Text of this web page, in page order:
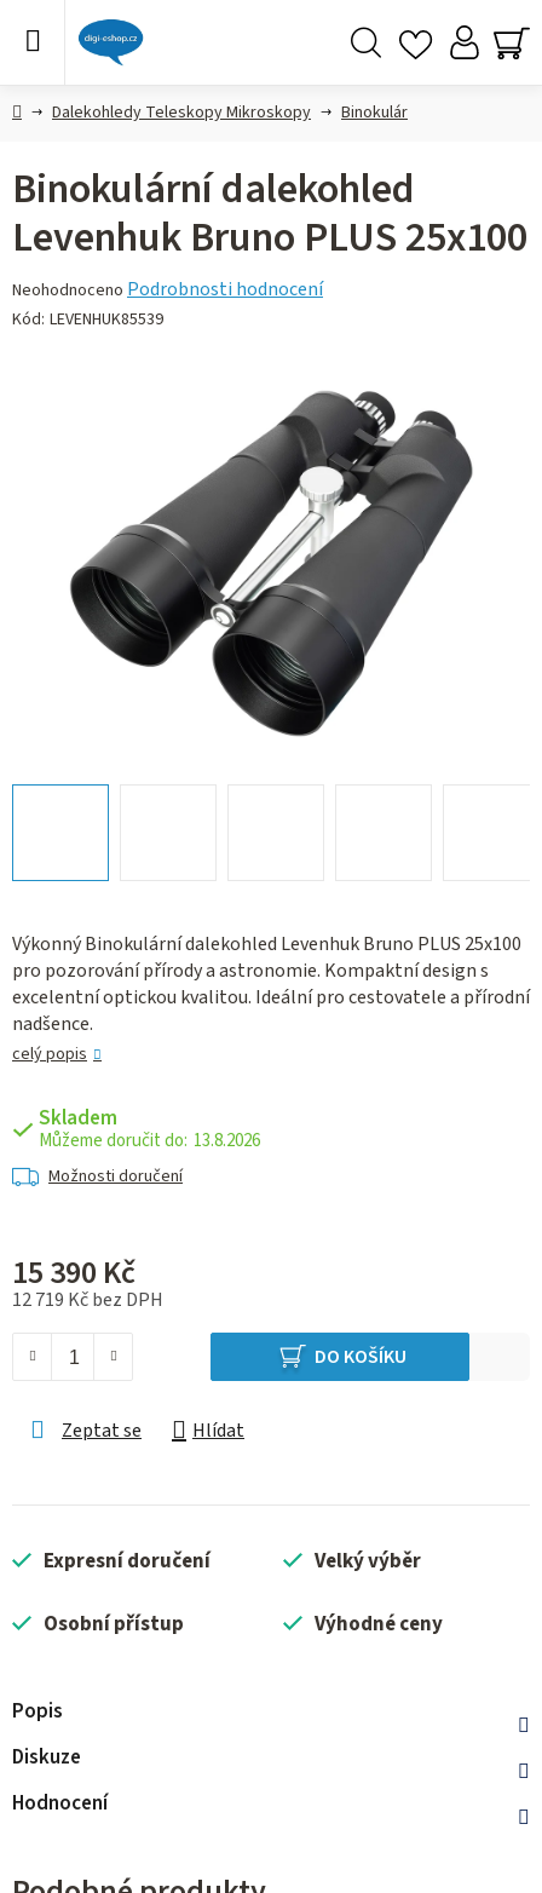
DomůDalekohledy Teleskopy Mikroskopy Binokulár
Výkonný Binokulární dalekohled Levenhuk Bruno PLUS 25x100
pro pozorování přírody a astronomie. Kompaktní design s
excelentní optickou kvalitou. Ideální pro cestovatele a přírodní
nadšence.
celý popis
Skladem
13.8.2026
Možnosti doručení
15 390 Kč
12 719 Kč bez DPH
DO KOŠÍKU
Zeptat se Hlídat
Binokulární dalekohled
Levenhuk Bruno PLUS 25x100
Průměrné
hodnocení
Neohodnoceno Podrobnosti hodnocení
Kód: LEVENHUK85539
Expresní doručení Velký výběr
Osobní přístup Výhodné ceny
Popis
Diskuze
Hodnocení